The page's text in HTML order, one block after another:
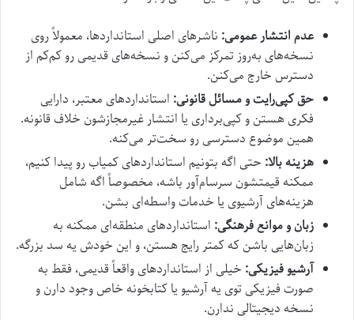
عدم انتشار عمومی: ناشرهای اصلی استانداردها، معمولاً روی
نسخه‌های به‌روز تمرکز می‌کنن و نسخه‌های قدیمی رو کم‌کم از
دسترس خارج می‌کنن.
حق کپی‌رایت و مسائل قانونی: استانداردهای معتبر، دارایی
فکری هستن و کپی‌برداری یا انتشار غیرمجازشون خلاف قانونه.
همین موضوع دسترسی رو سخت‌تر می‌کنه.
هزینه بالا: حتی اگه بتونیم استانداردهای کمیاب رو پیدا کنیم،
ممکنه قیمتشون سرسام‌آور باشه، مخصوصاً اگه شامل
هزینه‌های آرشیوی یا خدمات واسطه‌ای بشن.
زبان و موانع فرهنگی: استانداردهای منطقه‌ای ممکنه به
زبان‌هایی باشن که کمتر رایج هستن، و این خودش یه سد بزرگه.
آرشیو فیزیکی: خیلی از استانداردهای واقعاً قدیمی، فقط به
صورت فیزیکی توی یه آرشیو یا کتابخونه خاص وجود دارن و
نسخه دیجیتالی ندارن.